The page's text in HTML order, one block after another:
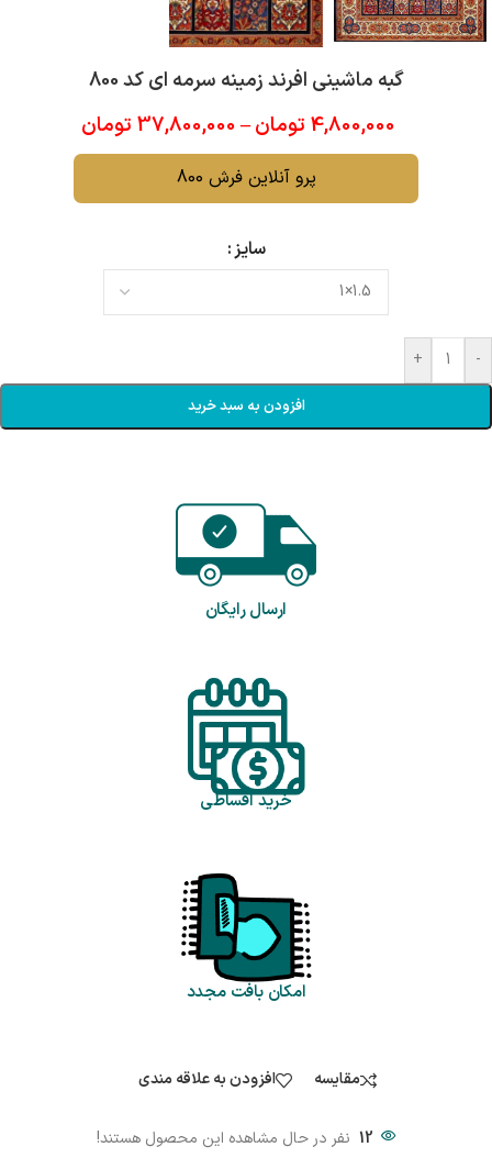
گبه ماشینی افرند زمینه سرمه ای کد 800
4,800,000 تومان –
37,800,000 تومان
پرو آنلاین فرش 800
سایز
-
+
افزودن به سبد خرید
ارسال رایگان
خرید اقساطی
امکان بافت مجدد
مقایسه افزودن به علاقه مندی
12 نفر در حال مشاهده این محصول هستند!